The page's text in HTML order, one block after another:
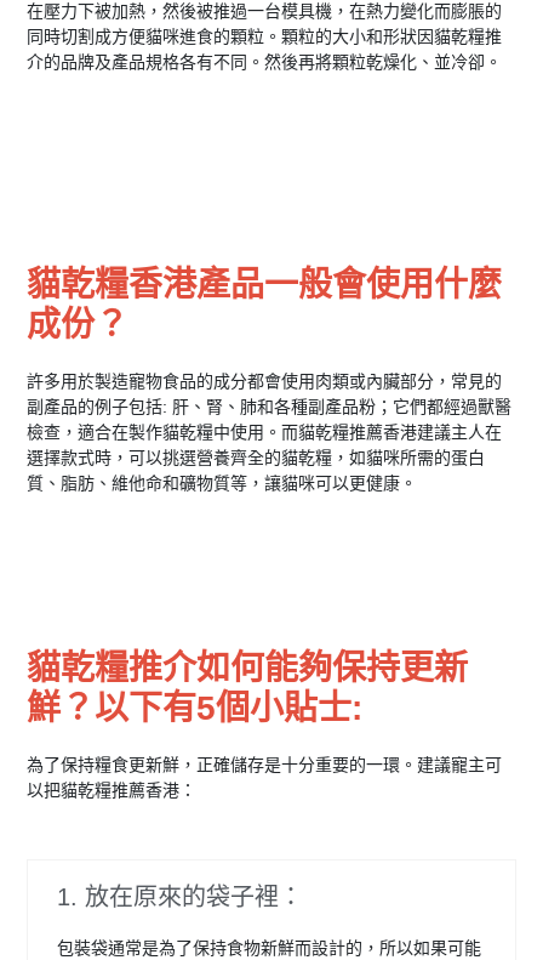
在壓力下被加熱，然後被推過一台模具機，在熱力變化而膨脹的
同時切割成方便貓咪進食的顆粒。顆粒的大小和形狀因貓乾糧推
介的品牌及產品規格各有不同。然後再將顆粒乾燥化、並冷卻。
貓乾糧香港產品一般會使用什麼
成份？
許多用於製造寵物食品的成分都會使用肉類或內臟部分，常見的
副產品的例子包括: 肝、腎、肺和各種副產品粉；它們都經過獸醫
檢查，適合在製作貓乾糧中使用。而貓乾糧推薦香港建議主人在
選擇款式時，可以挑選營養齊全的貓乾糧，如貓咪所需的蛋白
質、脂肪、維他命和礦物質等，讓貓咪可以更健康。
貓乾糧推介如何能夠保持更新
鮮？以下有5個小貼士:
為了保持糧食更新鮮，正確儲存是十分重要的一環。建議寵主可
以把貓乾糧推薦香港：
1. 放在原來的袋子裡：
包裝袋通常是為了保持食物新鮮而設計的，所以如果可能